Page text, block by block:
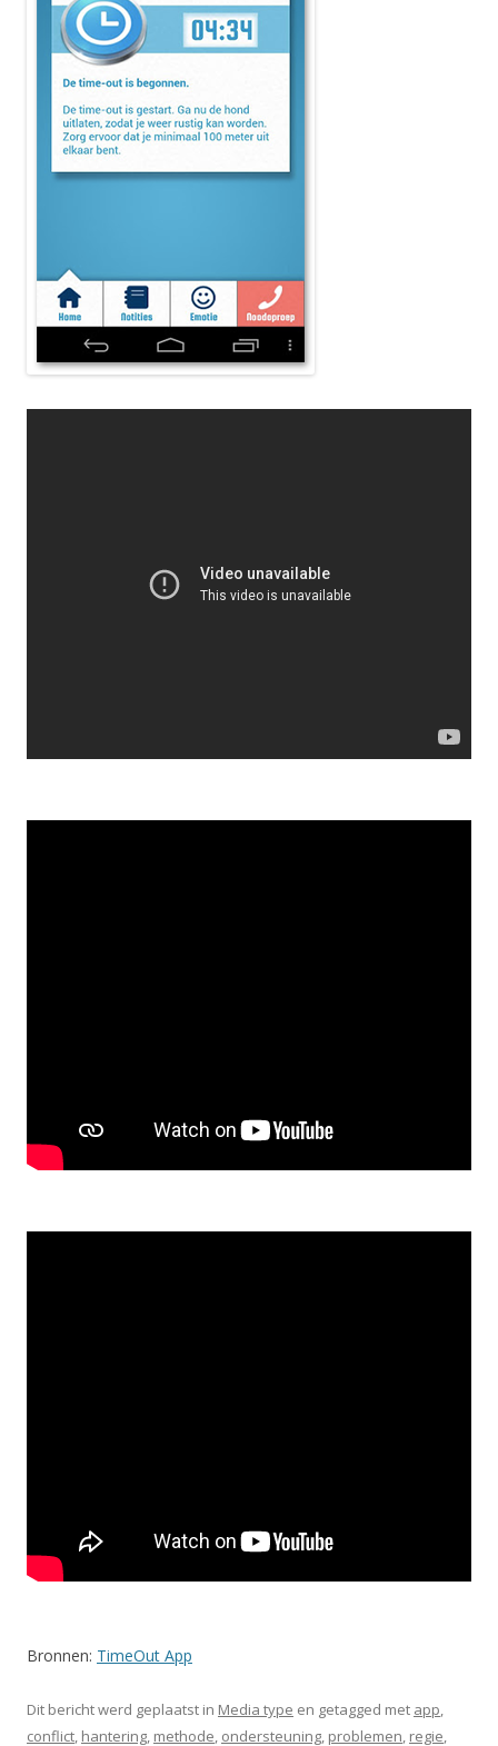
Bronnen: TimeOut App
Dit bericht werd geplaatst in Media type en getagged met app,
conflict, hantering, methode, ondersteuning, problemen, regie,